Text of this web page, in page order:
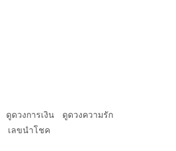
ดูดวงการเงิน
ดูดวงความรัก
เลขนำโชค